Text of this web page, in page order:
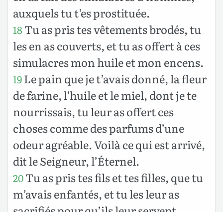
auxquels tu t’es prostituée.
18Tu as pris tes vêtements brodés, tu
les en as couverts, et tu as offert à ces
simulacres mon huile et mon encens.
19Le pain que je t’avais donné, la fleur
de farine, l’huile et le miel, dont je te
nourrissais, tu leur as offert ces
choses comme des parfums d’une
odeur agréable. Voilà ce qui est arrivé,
dit le Seigneur, l’Éternel.
20Tu as pris tes fils et tes filles, que tu
m’avais enfantés, et tu les leur as